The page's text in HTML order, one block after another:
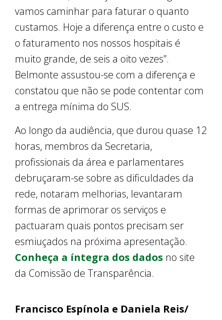
vamos caminhar para faturar o quanto
custamos. Hoje a diferença entre o custo e
o faturamento nos nossos hospitais é
muito grande, de seis a oito vezes”.
Belmonte assustou-se com a diferença e
constatou que não se pode contentar com
a entrega mínima do SUS.
Ao longo da audiência, que durou quase 12
horas, membros da Secretaria,
profissionais da área e parlamentares
debruçaram-se sobre as dificuldades da
rede, notaram melhorias, levantaram
formas de aprimorar os serviços e
pactuaram quais pontos precisam ser
esmiuçados na próxima apresentação.
Conheça a íntegra dos dados no site
da Comissão de Transparência.
Francisco Espínola e Daniela Reis/